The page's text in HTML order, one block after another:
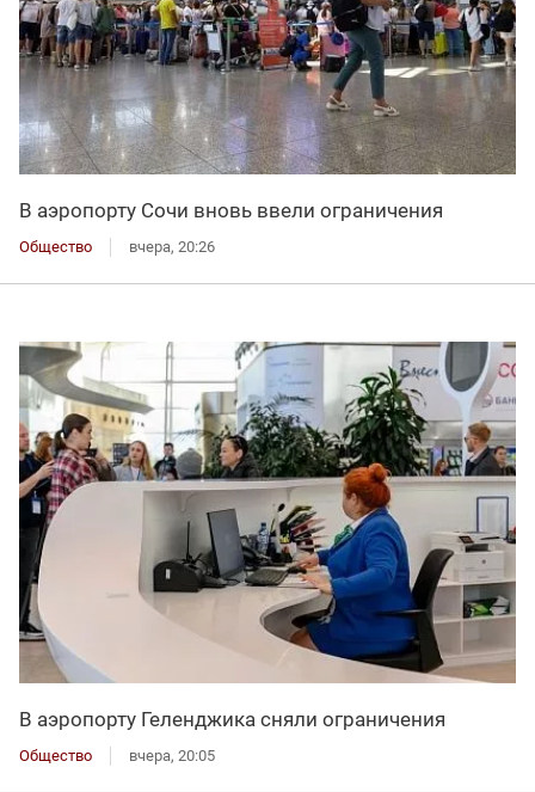
В аэропорту Сочи вновь ввели ограничения
Общество вчера, 20:26
В аэропорту Геленджика сняли ограничения
Общество вчера, 20:05